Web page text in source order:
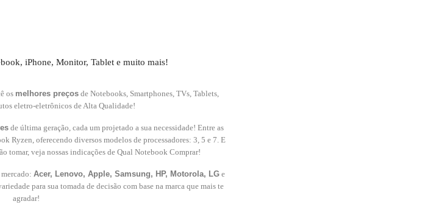
iPhone, Monitor, Tablet e muito mais!
os melhores preços de Notebooks, Smartphones, TVs, Tablets,
eletro-eletrônicos de Alta Qualidade!
de última geração, cada um projetado a sua necessidade! Entre as
Ryzen, oferecendo diversos modelos de processadores: 3, 5 e 7. E
tomar, veja nossas indicações de Qual Notebook Comprar!
Acer, Lenovo, Apple, Samsung, HP, Motorola, LGe
para sua tomada de decisão com base na marca que mais te
agradar!